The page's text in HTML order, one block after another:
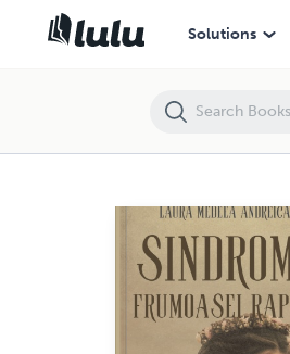
Solutions
Laura Medeea Andreica - Sindromul